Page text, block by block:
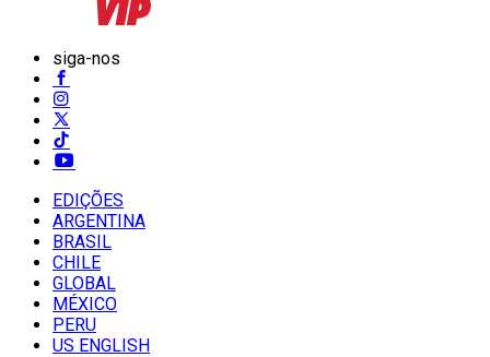
siga-nos
EDIÇÕES
ARGENTINA
BRASIL
CHILE
GLOBAL
MÉXICO
PERU
US ENGLISH